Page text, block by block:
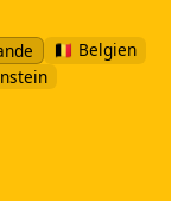
🇧🇪 Belgien